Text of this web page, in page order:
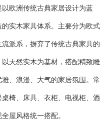
欧洲传统古典家居设计为蓝
实木家具体系。主要分为欧式
派系，摒弃了传统古典家具的
天然实木为基材，搭配精致雕
、浪漫、大气的家居氛围。常
椅、床具、衣柜、电视柜、酒
屋风格统一搭配。